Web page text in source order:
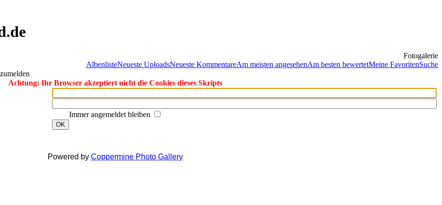
Fotogalerie
AlbenlisteNeueste UploadsNeueste KommentareAm meisten angesehenAm besten bewertetMeine FavoritenSuche
Achtung: Ihr Browser akzeptiert nicht die Cookies dieses Skripts
Immer angemeldet bleiben
OK
Powered by Coppermine Photo Gallery